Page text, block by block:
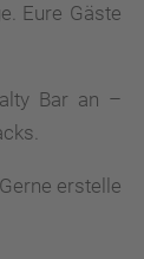
Eure Gäste
Bar an –
erstelle